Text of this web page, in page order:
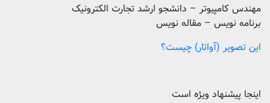
مهندس کامپیوتر – دانشجو ارشد تجارت الکترونیک
برنامه نویس – مقاله نویس
این تصویر (آواتار) چیست؟
اینجا پیشنهاد ویژه است